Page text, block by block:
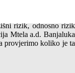
rizik, odnosno rizik
Mtela a.d. Banjaluka
provjerimo koliko je ta